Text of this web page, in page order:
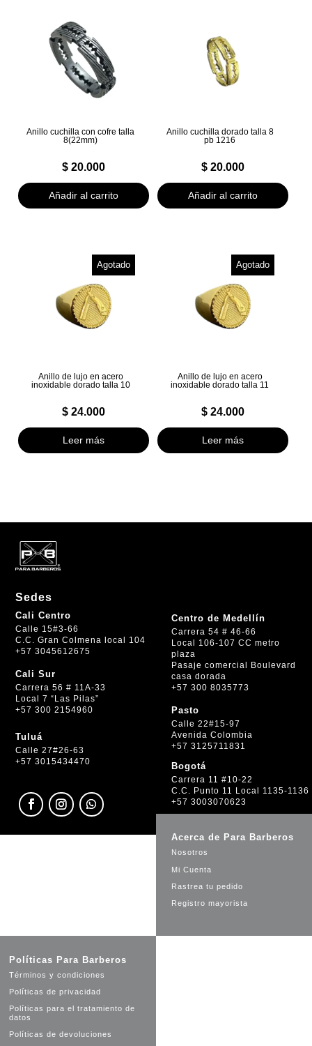
Anillo cuchilla con cofre talla
8(22mm)
$20.000
Añadir al carrito
Anillo cuchilla dorado talla 8
pb 1216
$20.000
Añadir al carrito
Agotado
Anillo de lujo en acero
inoxidable dorado talla 10
$24.000
Leer más
Agotado
Anillo de lujo en acero
inoxidable dorado talla 11
$24.000
Leer más
Sedes
Cali Centro
Calle 15#3-66
C.C. Gran Colmena local 104
+57 3045612675
Cali Sur
Carrera 56 # 11A-33
Local 7 “Las Pilas”
+57 300 2154960
Tuluá
Calle 27#26-63
+57 3015434470
Centro de Medellín
Carrera 54 # 46-66
Local 106-107 CC metro
plaza
Pasaje comercial Boulevard
casa dorada
+57 300 8035773
Pasto
Calle 22#15-97
Avenida Colombia
+57 3125711831
Bogotá
Carrera 11 #10-22
C.C. Punto 11 Local 1135-1136
+57 3003070623
Acerca de Para Barberos
Nosotros
Mi Cuenta
Rastrea tu pedido
Registro mayorista
Políticas Para Barberos
Términos y condiciones
Políticas de privacidad
Políticas para el tratamiento de
datos
Políticas de devoluciones